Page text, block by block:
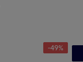
-49%